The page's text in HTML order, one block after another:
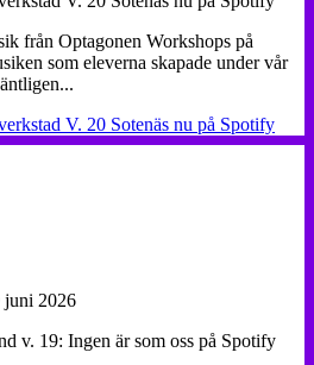
från Optagonen Workshops på
som eleverna skapade under vår
V. 20 Sotenäs nu på Spotify
juni 2026
v. 19: Ingen är som oss på Spotify